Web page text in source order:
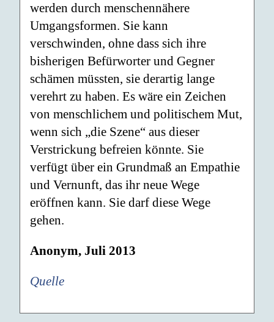
werden durch menschennähere
Umgangsformen. Sie kann
verschwinden, ohne dass sich ihre
bisherigen Befürworter und Gegner
schämen müssten, sie derartig lange
verehrt zu haben. Es wäre ein Zeichen
von menschlichem und politischem Mut,
wenn sich „die Szene“ aus dieser
Verstrickung befreien könnte. Sie
verfügt über ein Grundmaß an Empathie
und Vernunft, das ihr neue Wege
eröffnen kann. Sie darf diese Wege
gehen.
Anonym, Juli 2013
Quelle